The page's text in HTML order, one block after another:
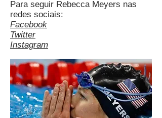
Para seguir Rebecca Meyers nas
redes sociais:
Facebook
Twitter
Instagram